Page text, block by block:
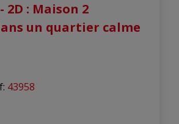
2D : Maison 2
un quartier calme
: 43958